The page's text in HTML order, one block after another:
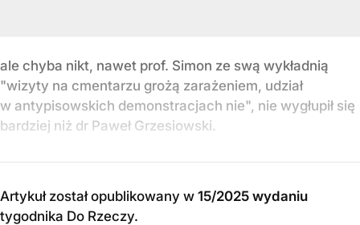
ale chyba nikt, nawet prof. Simon ze swą wykładnią
"wizyty na cmentarzu grożą zarażeniem, udział
w antypisowskich demonstracjach nie", nie wygłupił się
bardziej niż dr Paweł Grzesiowski.
Artykuł został opublikowany w 15/2025 wydaniu
tygodnika Do Rzeczy.